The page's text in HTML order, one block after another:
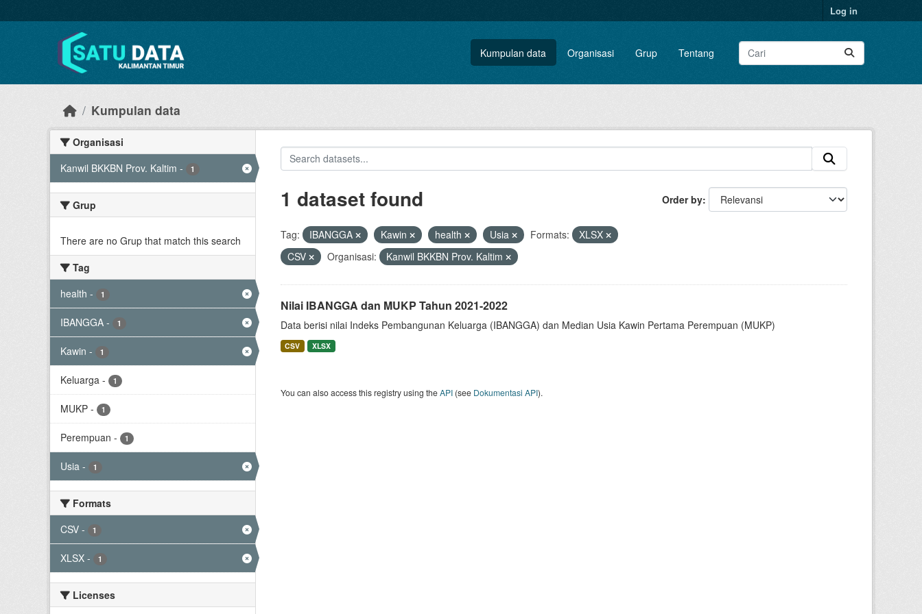
Log in
Kumpulan data Organisasi Grup Tentang
Kumpulan data
Organisasi
Kanwil BKKBN Prov. Kaltim - 1
Grup
There are no Grup that match this search
Tag
health - 1
IBANGGA - 1
Kawin - 1
Keluarga - 1
MUKP - 1
Perempuan - 1
Usia - 1
Formats
CSV - 1
XLSX - 1
Licenses
Order by
1 dataset found
Tag: IBANGGA Kawin health Usia Formats:
XLSX
CSV
Organisasi: Kanwil BKKBN Prov. Kaltim
Nilai IBANGGA dan MUKP Tahun 2021-2022
Data berisi nilai Indeks Pembangunan Keluarga (IBANGGA) dan Median Usia Kawin Pertama Perempuan (MUKP)
CSV XLSX
You can also access this registry using theAPI(see Dokumentasi API).